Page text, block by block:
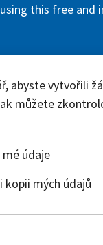
this free and
abyste vytvořili
můžete
údaje
kopii mých údajů